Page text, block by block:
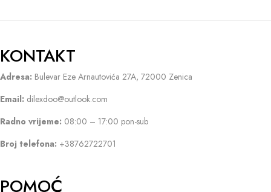
KONTAKT
Adresa: Bulevar Eze Arnautovića 27A, 72000 Zenica
Email: dilexdoo@outlook.com
Radno vrijeme: 08:00 – 17:00 pon-sub
Broj telefona: +38762722701
POMOĆ